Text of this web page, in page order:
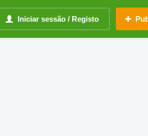
Iniciar sessão / Registo